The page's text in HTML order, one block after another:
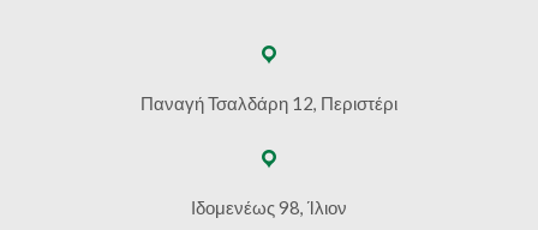
Παναγή Τσαλδάρη 12, Περιστέρι
Ιδομενέως 98, Ίλιον